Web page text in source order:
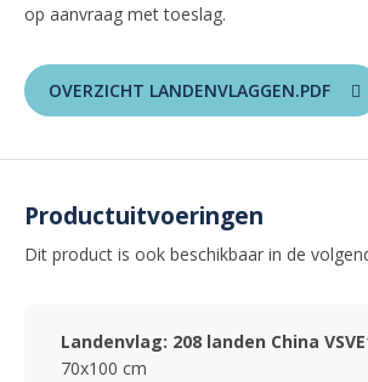
op aanvraag met toeslag.
OVERZICHT LANDENVLAGGEN.PDF
Productuitvoeringen
Dit product is ook beschikbaar in de
Landenvlag: 208 landen China
70x100 cm